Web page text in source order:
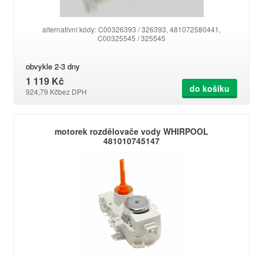
alternativní kódy: C00326393 / 326393, 481072580441,
C00325545 / 325545
obvykle 2-3 dny
1 119 Kč
924,79 Kčbez DPH do košíku
motorek rozdělovače vody WHIRPOOL
481010745147